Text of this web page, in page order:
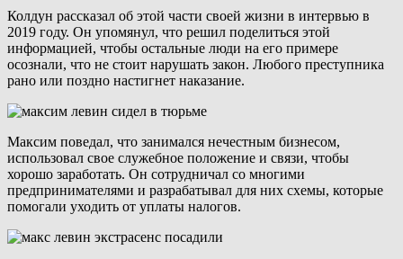
Колдун рассказал об этой части своей жизни в интервью в
2019 году. Он упомянул, что решил поделиться этой
информацией, чтобы остальные люди на его примере
осознали, что не стоит нарушать закон. Любого преступника
рано или поздно настигнет наказание.
Максим поведал, что занимался нечестным бизнесом,
использовал свое служебное положение и связи, чтобы
хорошо заработать. Он сотрудничал со многими
предпринимателями и разрабатывал для них схемы, которые
помогали уходить от уплаты налогов.